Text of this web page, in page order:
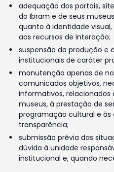
adequação dos portais,
do Ibram e de seus
quanto à identidade
aos recursos de interação;
suspensão da produção e
institucionais de caráter
manutenção apenas de
comunicados objetivos,
informativos,
museus, à prestação de
programação cultural e às
transparência;
submissão prévia das
dúvida à unidade
institucional e, quando